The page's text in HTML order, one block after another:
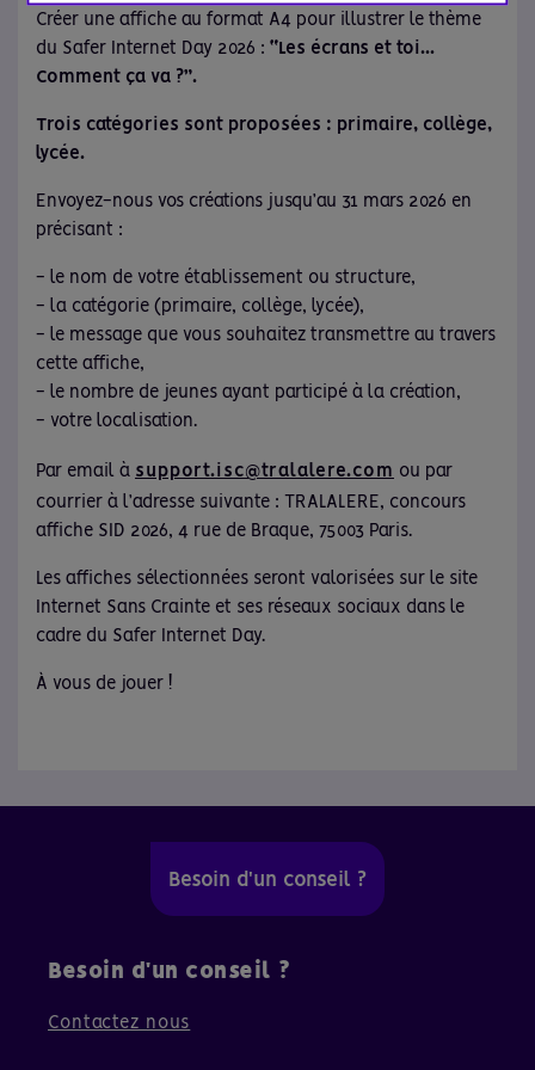
Créer une affiche au format A4 pour illustrer le thème
du Safer Internet Day 2026 : “Les écrans et toi...
Comment ça va ?”.
Trois catégories sont proposées : primaire, collège,
lycée.
Envoyez-nous vos créations jusqu’au 31 mars 2026 en
précisant :
- le nom de votre établissement ou structure,
- la catégorie (primaire, collège, lycée),
- le message que vous souhaitez transmettre au travers
cette affiche,
- le nombre de jeunes ayant participé à la création,
- votre localisation.
Par email à support.isc@tralalere.com ou par
courrier à l’adresse suivante : TRALALERE, concours
affiche SID 2026, 4 rue de Braque, 75003 Paris.
Les affiches sélectionnées seront valorisées sur le site
Internet Sans Crainte et ses réseaux sociaux dans le
cadre du Safer Internet Day.
À vous de jouer !
Besoin d'un conseil ?
Besoin d'un conseil ?
Contactez nous